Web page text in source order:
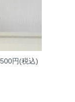
円(税込)